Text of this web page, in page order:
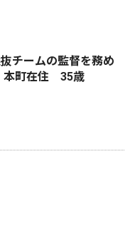
チームの監督を務め
町在住 35歳